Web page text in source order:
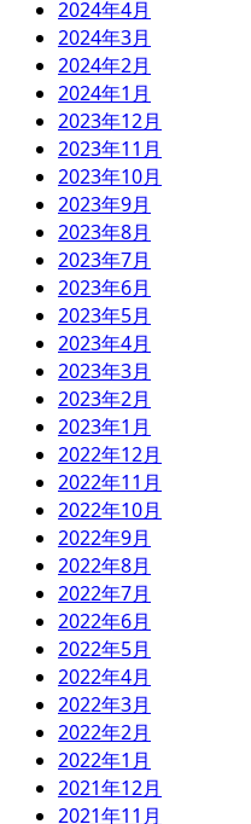
2024年4月
2024年3月
2024年2月
2024年1月
2023年12月
2023年11月
2023年10月
2023年9月
2023年8月
2023年7月
2023年6月
2023年5月
2023年4月
2023年3月
2023年2月
2023年1月
2022年12月
2022年11月
2022年10月
2022年9月
2022年8月
2022年7月
2022年6月
2022年5月
2022年4月
2022年3月
2022年2月
2022年1月
2021年12月
2021年11月